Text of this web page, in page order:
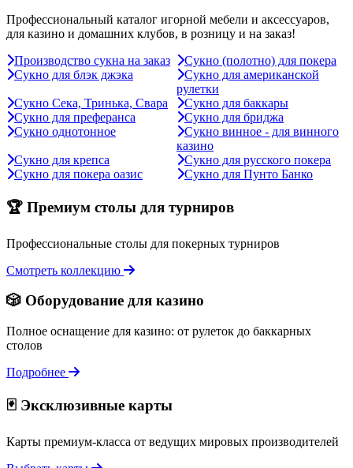
Профессиональный каталог игорной мебели и аксессуаров,
для казино и домашних клубов, в розницу и на заказ!
Производство сукна на заказ
Сукно (полотно) для покера
Сукно для блэк джэка
Сукно для американской
рулетки
Сукно Сека, Тринька, Свара
Сукно для баккары
Сукно для преферанса
Сукно для бриджа
Сукно однотонное
Сукно винное - для винного
казино
Сукно для крепса
Сукно для русского покера
Сукно для покера оазис
Сукно для Пунто Банко
🏆 Премиум столы для турниров
Профессиональные столы для покерных турниров
Смотреть коллекцию
🎲 Оборудование для казино
Полное оснащение для казино: от рулеток до баккарных
столов
Подробнее
🃏 Эксклюзивные карты
Карты премиум-класса от ведущих мировых производителей